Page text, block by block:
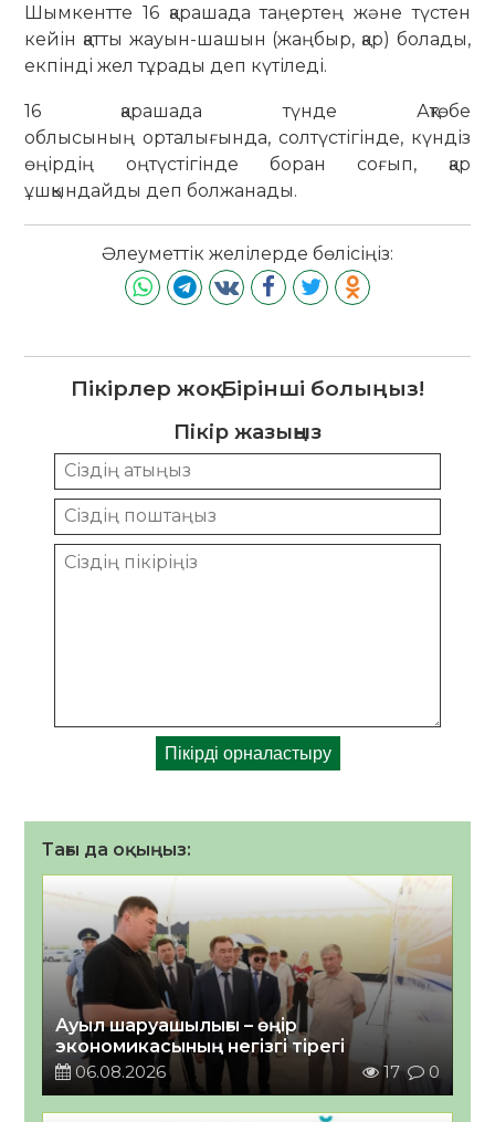
Шымкентте 16 қарашада таңертең және түстен
кейін қатты жауын-шашын (жаңбыр, қар) болады,
екпінді жел тұрады деп күтіледі.
16 қарашада түнде Ақтөбе
облысының орталығында, солтүстігінде, күндіз
өңірдің оңтүстігінде боран соғып, қар
ұшқындайды деп болжанады.
Әлеуметтік желілерде бөлісіңіз:
Пікірлер жоқ. Бірінші болыңыз!
Пікір жазыңыз
Тағы да оқыңыз:
Ауыл шаруашылығы – өңір
экономикасының негізгі тірегі
06.08.2026
17 0